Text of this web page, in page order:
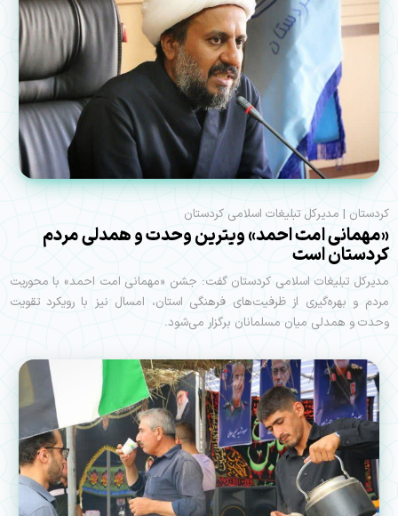
کردستان | مدیرکل تبلیغات اسلامی کردستان
«مهمانی امت احمد» ویترین وحدت و همدلی مردم
کردستان است
مدیرکل تبلیغات اسلامی کردستان گفت: جشن «مهمانی امت احمد» با محوریت
مردم و بهره‌گیری از ظرفیت‌های فرهنگی استان، امسال نیز با رویکرد تقویت
وحدت و همدلی میان مسلمانان برگزار می‌شود.